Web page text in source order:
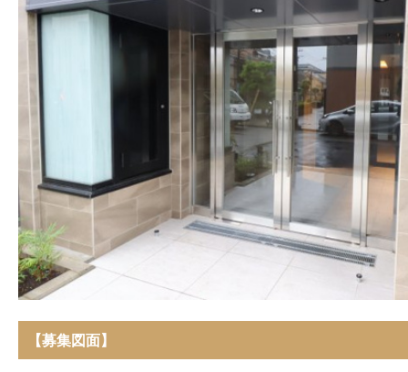
【募集図面】